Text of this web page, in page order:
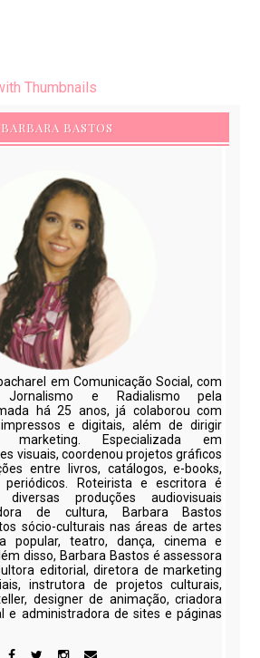
BARBARA BASTOS
em Comunicação Social, com
Jornalismo e Radialismo pela
há 25 anos, já colaborou com
e digitais, além de dirigir
marketing. Especializada em
visuais, coordenou projetos gráficos
entre livros, catálogos, e-books,
Roteirista e escritora é
produções audiovisuais
de cultura, Barbara Bastos
sócio-culturais nas áreas de artes
popular, teatro, dança, cinema e
disso, Barbara Bastos é assessora
editorial, diretora de marketing
instrutora de projetos culturais,
designer de animação, criadora
e administradora de sites e páginas